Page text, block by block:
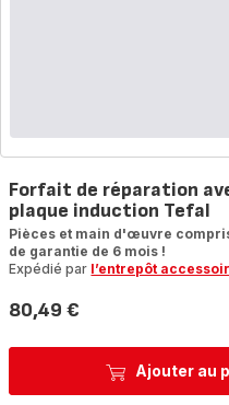
Ajouter au
Forfait de réparation
plaque induction Tefal
Pièces et main d'œuvre
de garantie de 6 mois !
Expédié par l’entrepôt
Prix
80,49 €